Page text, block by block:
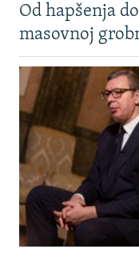
Od hapšenja
masovnoj